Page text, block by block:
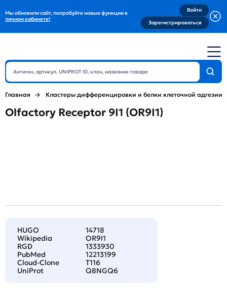
Мы обновили сайт, попробуйте новые функции в
личном кабинете!
Войти
Зарегистрироваться
Главная Кластеры дифференцировки и белки клеточной адгезии
Olfactory Receptor 9I1 (OR9I1)
HUGO
14718
Wikipedia
OR9I1
RGD
1333930
PubMed
12213199
Cloud-Clone
T116
UniProt
Q8NGQ6